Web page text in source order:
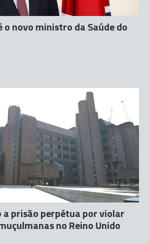
o novo ministro da Saúde do
a prisão perpétua por violar
no Reino Unido